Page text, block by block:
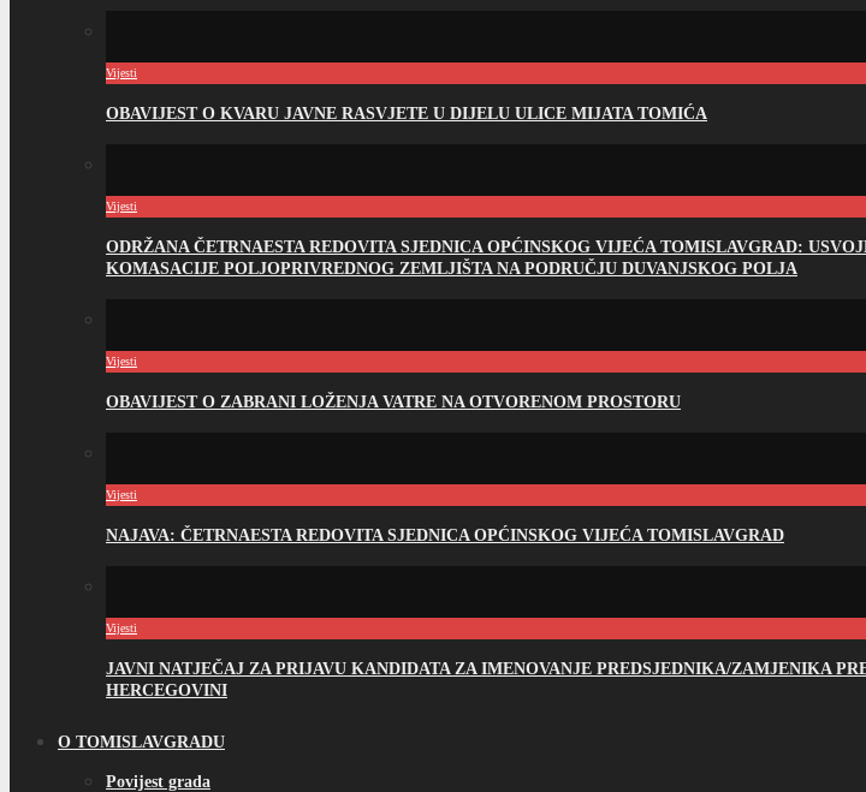
Vijesti
OBAVIJEST O KVARU JAVNE RASVJETE U DIJELU ULICE MIJATA TOMIĆA
Vijesti
ODRŽANA ČETRNAESTA REDOVITA SJEDNICA OPĆINSKOG VIJEĆA TOMISLAVGRAD:
KOMASACIJE POLJOPRIVREDNOG ZEMLJIŠTA NA PODRUČJU DUVANJSKOG POLJA
Vijesti
OBAVIJEST O ZABRANI LOŽENJA VATRE NA OTVORENOM PROSTORU
Vijesti
NAJAVA: ČETRNAESTA REDOVITA SJEDNICA OPĆINSKOG VIJEĆA TOMISLAVGRAD
Vijesti
JAVNI NATJEČAJ ZA PRIJAVU KANDIDATA ZA IMENOVANJE PREDSJEDNIKA/ZAMJENIKA
HERCEGOVINI
O TOMISLAVGRADU
Povijest grada